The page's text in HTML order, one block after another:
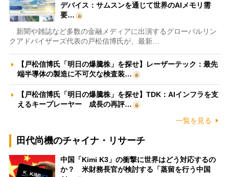
デバイス：サムスンを通じて世界のAIメモリ需
要…
新聞や雑誌など多数の金融メディアに出演するグローバルリン
クアドバイザーズ代表の戸松信博氏が、最新…
【戸松信博氏「明日の爆騰株」を探せ】レーザーテック：最先
端半導体の製造に不可欠な検査装…
【戸松信博氏「明日の爆騰株」を探せ】TDK：AIインフラを支
えるキープレーヤー 成長の再評…
一覧を見る
田代尚機のチャイナ・リサーチ
中国「Kimi K3」の衝撃に世界はどう対応するの
か？ 米財務長官が検討する「蒸留を行う中国